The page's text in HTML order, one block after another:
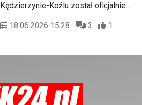
Kędzierzynie-Koźlu został oficjalnie
przeszła przebudowę w ramach
2029” i może teraz przyjąć łącznie 73
18.06.2026 15:28 3 1